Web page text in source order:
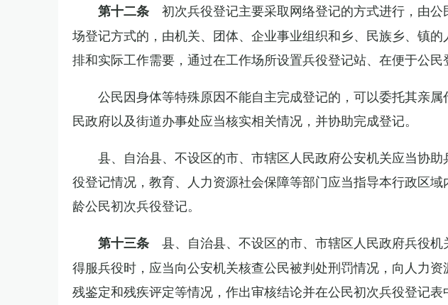
第十二条 初次兵役登记主要采取网络登记的方式进行，由
场登记方式的，由机关、团体、企业事业组织和乡、民族乡、镇
排和实际工作需要，通过在工作场所设置兵役登记站、在便于公民
公民因身体等特殊原因不能自主完成登记的，可以委托其亲
民政府以及街道办事处应当核实相关情况，并协助完成登记。
县、自治县、不设区的市、市辖区人民政府公安机关应当协
役登记情况，教育、人力资源社会保障等部门应当指导本行政区
龄公民初次兵役登记。
第十三条 县、自治县、不设区的市、市辖区人民政府兵役
得服兵役时，应当向公安机关核查公民被判处刑罚情况，向人力
残鉴定和残疾评定等情况，作出审核结论并在公民初次兵役登记表